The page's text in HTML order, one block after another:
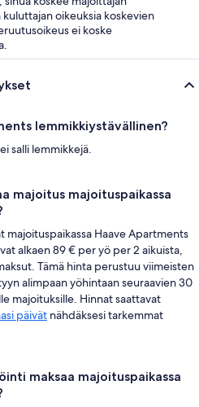
oikeuksia koskevien
ei koske
lemmikkiystävällinen?
salli lemmikkejä.
majoitus majoituspaikassa
Haave Apartments
alkaen 89 € per yö per 2 aikuista,
Tämä hinta perustuu viimeisten
alimpaan yöhintaan seuraavien 30
majoituksille. Hinnat saattavat
päivät nähdäksesi tarkemmat
maksaa majoituspaikassa